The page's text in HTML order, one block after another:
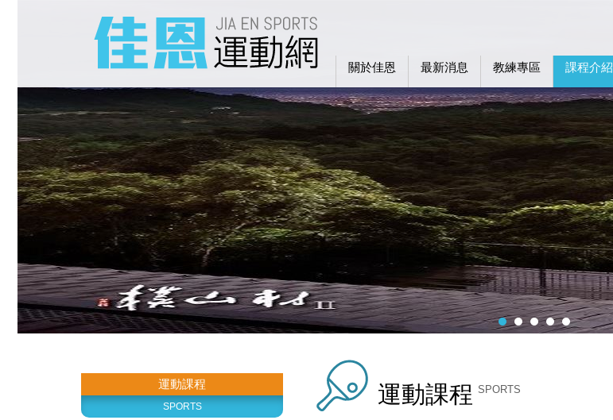
關於佳恩 最新消息 教練專區 課程介紹
運動課程
SPORTS 運動課程 SPORTS